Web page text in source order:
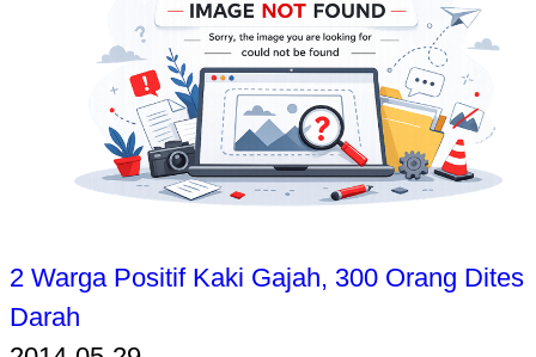
2 Warga Positif Kaki Gajah, 300 Orang Dites
Darah